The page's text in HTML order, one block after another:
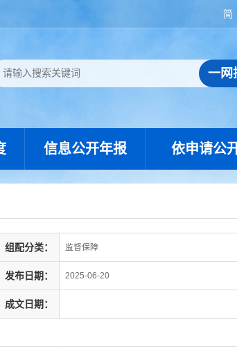
简
信息公开年报 依申请公
组配分类： 监督保障
发布日期： 2025-06-20
成文日期：